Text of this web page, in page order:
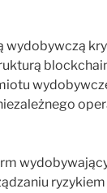
wydobywczą
ryzykiem